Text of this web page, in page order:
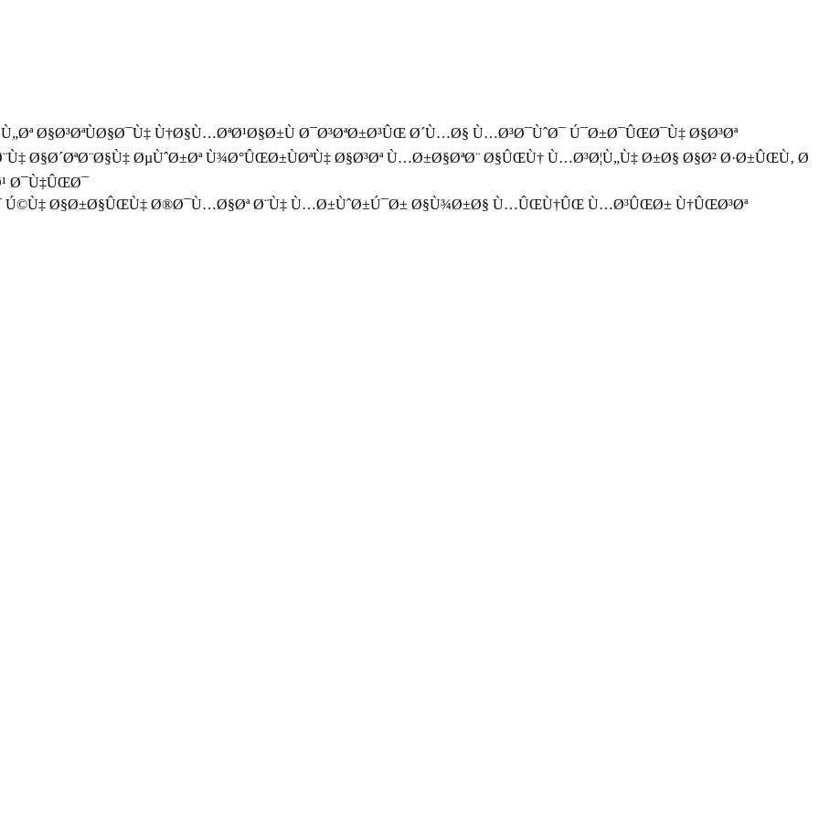
Ø§Ø³ØªÙØ§Ø¯Ù‡ Ù†Ø§Ù…ØªØ¹Ø§Ø±Ù Ø¯Ø³ØªØ±Ø³ÛŒ Ø´Ù…Ø§ Ù…Ø³Ø¯ÙˆØ¯ Ú¯Ø±Ø¯ÛŒØ¯Ù‡ Ø§Ø³Øª
Ø§Ø´ØªØ¨Ø§Ù‡ ØµÙˆØ±Øª Ù¾Ø°ÛŒØ±ÙØªÙ‡ Ø§Ø³Øª Ù…Ø±Ø§ØªØ¨ Ø§ÛŒÙ† Ù…Ø³Ø¦Ù„Ù‡ Ø±Ø§ Ø§Ø² Ø·Ø±ÛŒÙ‚ Ø
Ø¯Ù‡ÛŒØ¯
Ú©Ù‡ Ø§Ø±Ø§ÛŒÙ‡ Ø®Ø¯Ù…Ø§Øª Ø¨Ù‡ Ù…Ø±ÙˆØ±Ú¯Ø± Ø§Ù¾Ø±Ø§ Ù…ÛŒÙ†ÛŒ Ù…Ø³ÛŒØ± Ù†ÛŒØ³Øª